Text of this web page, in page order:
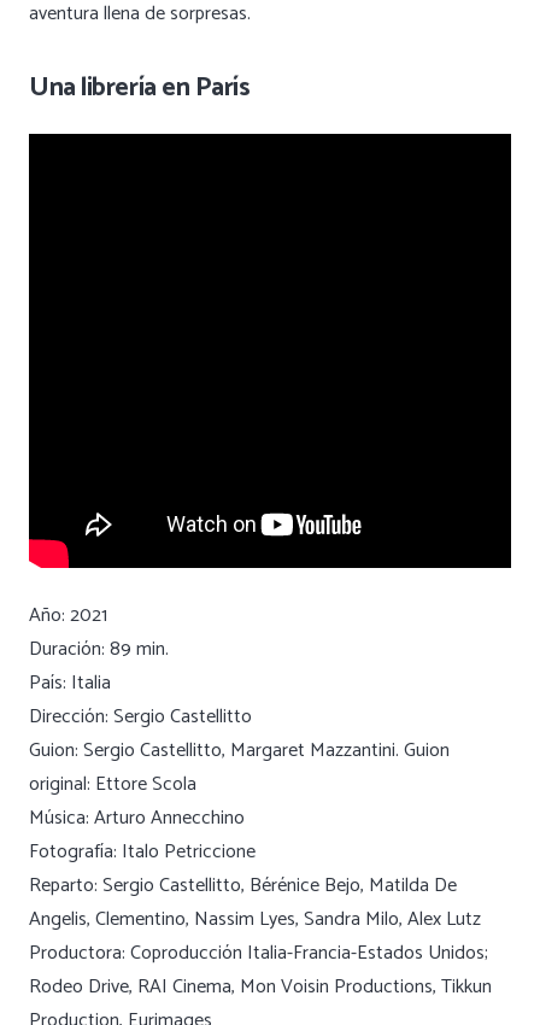
aventura llena de sorpresas.
Una librería en París
Año: 2021
Duración: 89 min.
País: Italia
Dirección: Sergio Castellitto
Guion: Sergio Castellitto, Margaret Mazzantini. Guion
original: Ettore Scola
Música: Arturo Annecchino
Fotografía: Italo Petriccione
Reparto: Sergio Castellitto, Bérénice Bejo, Matilda De
Angelis, Clementino, Nassim Lyes, Sandra Milo, Alex Lutz
Productora: Coproducción Italia-Francia-Estados Unidos;
Rodeo Drive, RAI Cinema, Mon Voisin Productions, Tikkun